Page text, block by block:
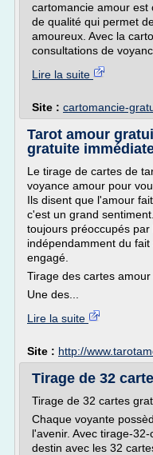
cartomancie amour est
de qualité qui permet
amoureux. Avec la
consultations de
Lire la suite
Site : cartomancie-
Tarot amour
gratuite
Le tirage de cartes de
voyance amour pour
Ils disent que l'amour
c'est un grand
toujours préoccupés par
indépendamment du
engagé.
Tirage des cartes
Une des...
Lire la suite
Site : http://
Tirage de 32
Tirage de 32 cartes
Chaque voyante
l'avenir. Avec tirage-
destin avec les 32